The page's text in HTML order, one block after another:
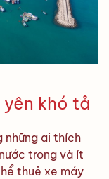
khó tả
những ai thích
trong và ít
thuê xe máy